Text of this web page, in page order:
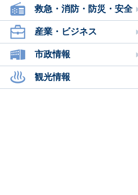
検
索
救急・消防・防災・安全
産業・ビジネス
市政情報
観光情報